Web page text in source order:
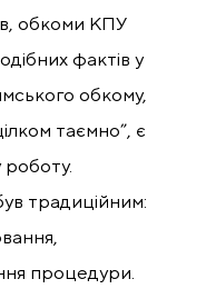
обкоми КПУ
фактів у
обкому,
таємно”, є
традиційним:
процедури.